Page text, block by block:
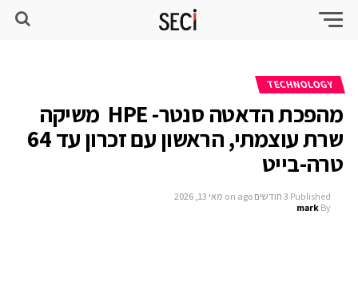
TECHNOLOGY
מהפכת הדאטה סנטר- HPE משיקה
שרת עוצמתי, הראשון עם זכרון עד 64
טרה-בייט
Published 3 חודשים ago on מאי 13, 2026
By
mark